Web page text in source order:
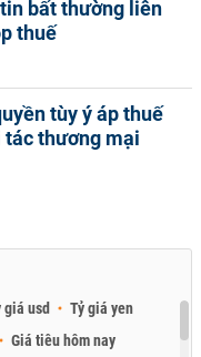
bất thường liên
thuế
tùy ý áp thuế
tác thương mại
giá usd
Tỷ giá yen
Giá tiêu hôm nay